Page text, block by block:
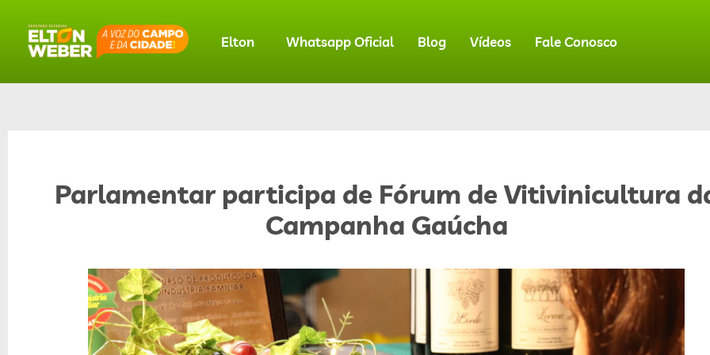
Elton Whatsapp Oficial Blog Vídeos Fale Conosco
Parlamentar participa de Fórum de Vitivinicultura
Campanha Gaúcha